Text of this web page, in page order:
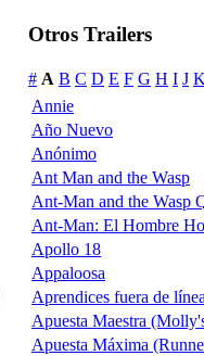
Otros Trailers
# A B C D E F G H I J
Annie
Año Nuevo
Anónimo
Ant Man and the Wasp
Ant-Man and the Wasp
Ant-Man: El Hombre
Apollo 18
Appaloosa
Aprendices fuera de
Apuesta Maestra
Apuesta Máxima